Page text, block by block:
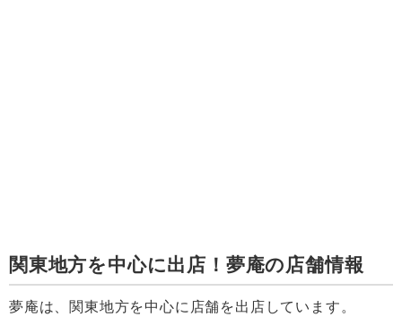
関東地方を中心に出店！夢庵の店舗情報
夢庵は、関東地方を中心に店舗を出店しています。